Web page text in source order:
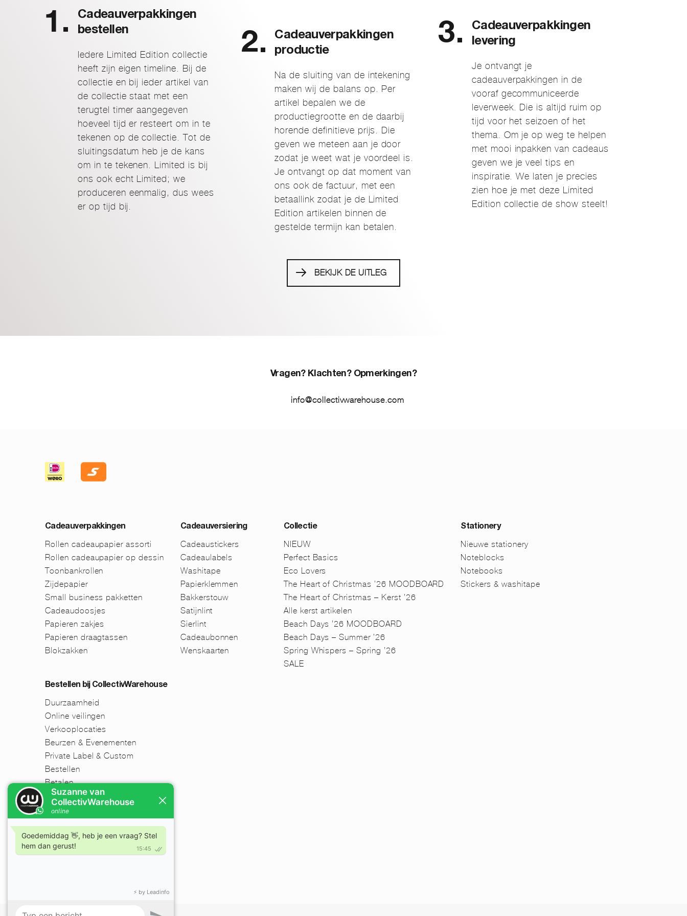
Cadeauverpakkingen
bestellen
Iedere Limited Edition collectie
heeft zijn eigen timeline. Bij de
collectie en bij ieder artikel van
de collectie staat met een
terugtel timer aangegeven
hoeveel tijd er resteert om in te
tekenen op de collectie. Tot de
sluitingsdatum heb je de kans
om in te tekenen. Limited is bij
ons ook echt Limited; we
produceren eenmalig, dus wees
er op tijd bij.
Cadeauverpakkingen
productie
Na de sluiting van de intekening
maken wij de balans op. Per
artikel bepalen we de
productiegrootte en de daarbij
horende definitieve prijs. Die
geven we meteen aan je door
zodat je weet wat je voordeel is.
Je ontvangt op dat moment van
ons ook de factuur, met een
betaallink zodat je de Limited
Edition artikelen binnen de
gestelde termijn kan betalen.
Cadeauverpakkingen
levering
Je ontvangt je
cadeauverpakkingen in de
vooraf gecommuniceerde
leverweek. Die is altijd ruim op
tijd voor het seizoen of het
thema. Om je op weg te helpen
met mooi inpakken van cadeaus
geven we je veel tips en
inspiratie. We laten je precies
zien hoe je met deze Limited
Edition collectie de show steelt!
BEKIJK DE UITLEG
Vragen? Klachten? Opmerkingen?
info@collectivwarehouse.com
Cadeauverpakkingen
Rollen cadeaupapier assorti
Rollen cadeaupapier op dessin
Toonbankrollen
Zijdepapier
Small business pakketten
Cadeaudoosjes
Papieren zakjes
Papieren draagtassen
Blokzakken
Cadeauversiering
Cadeaustickers
Cadeaulabels
Washitape
Papierklemmen
Bakkerstouw
Satijnlint
Sierlint
Cadeaubonnen
Wenskaarten
Collectie
NIEUW
Perfect Basics
Eco Lovers
The Heart of Christmas ’26 MOODBOARD
The Heart of Christmas – Kerst ’26
Alle kerst artikelen
Beach Days ’26 MOODBOARD
Beach Days – Summer ’26
Spring Whispers – Spring ’26
SALE
Stationery
Nieuwe stationery
Noteblocks
Notebooks
Stickers & washitape
Bestellen bij CollectivWarehouse
Duurzaamheid
Online veilingen
Verkooplocaties
Beurzen & Evenementen
Private Label & Custom
Bestellen
Betalen
Verzenden
Retourneren
FAQ
Nieuwsbrief